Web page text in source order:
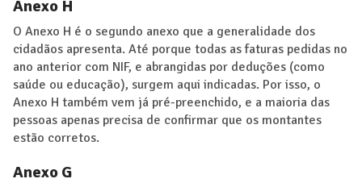
Anexo H
O Anexo H é o segundo anexo que a generalidade dos
cidadãos apresenta. Até porque todas as faturas pedidas no
ano anterior com NIF, e abrangidas por deduções (como
saúde ou educação), surgem aqui indicadas. Por isso, o
Anexo H também vem já pré-preenchido, e a maioria das
pessoas apenas precisa de confirmar que os montantes
estão corretos.
Anexo G